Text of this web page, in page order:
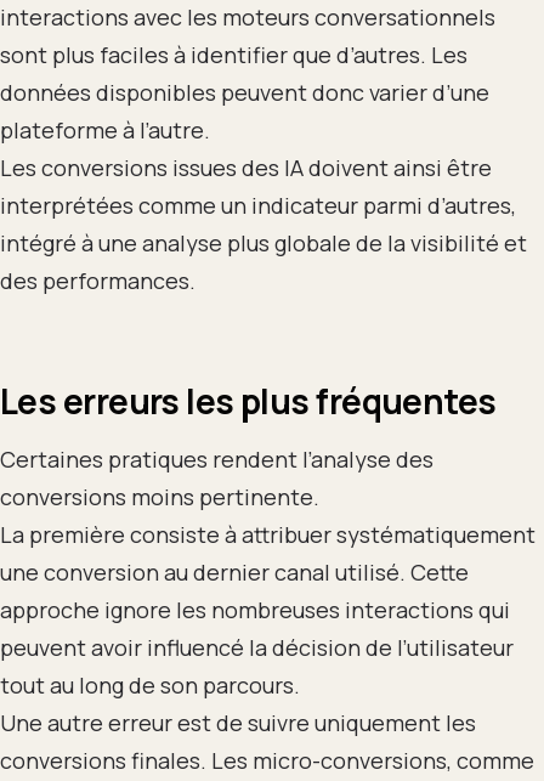
interactions avec les moteurs conversationnels
sont plus faciles à identifier que d’autres. Les
données disponibles peuvent donc varier d’une
plateforme à l’autre.
Les conversions issues des IA doivent ainsi être
interprétées comme un indicateur parmi d’autres,
intégré à une analyse plus globale de la visibilité et
des performances.
Les erreurs les plus fréquentes
Certaines pratiques rendent l’analyse des
conversions moins pertinente.
La première consiste à attribuer systématiquement
une conversion au dernier canal utilisé. Cette
approche ignore les nombreuses interactions qui
peuvent avoir influencé la décision de l’utilisateur
tout au long de son parcours.
Une autre erreur est de suivre uniquement les
conversions finales. Les micro-conversions, comme